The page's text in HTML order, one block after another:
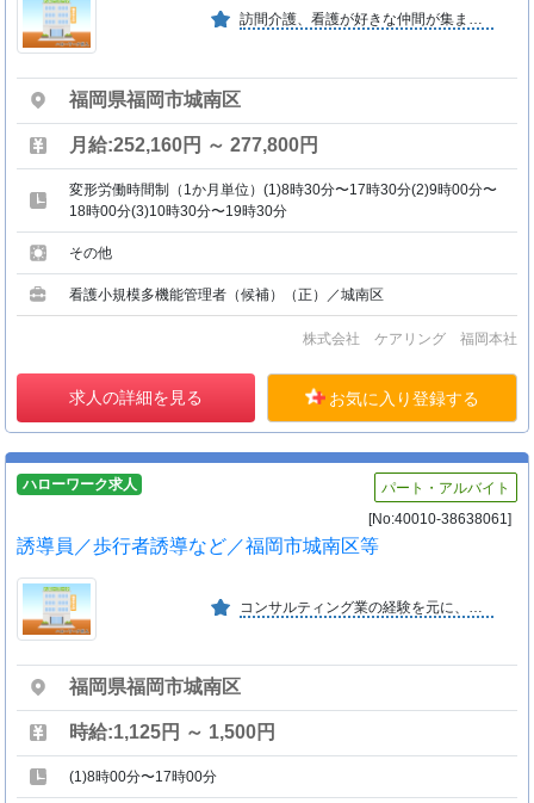
訪間介護、看護が好きな仲間が集まって設立した会社です。みんなで明るく、楽しく、仲良くをモットーに、介護サービスの質の向上をめざして発展したいと思います。
福岡県福岡市城南区
月給:252,160円 ～ 277,800円
変形労働時間制（1か月単位）(1)8時30分〜17時30分(2)9時00分〜
18時00分(3)10時30分〜19時30分
その他
看護小規模多機能管理者（候補）（正）／城南区
株式会社 ケアリング 福岡本社
求人の詳細を見る お気に入り登録する
ハローワーク求人
パート・アルバイト
[No:40010-38638061]
誘導員／歩行者誘導など／福岡市城南区等
コンサルティング業の経験を元に、新事業として警備業を立上げ。 あらゆる面で警備業界を変えていきたいと思います。
福岡県福岡市城南区
時給:1,125円 ～ 1,500円
(1)8時00分〜17時00分